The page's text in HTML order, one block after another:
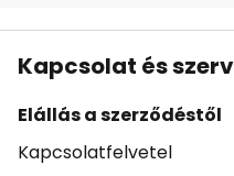
Kapcsolat és
Elállás a szerződéstől
Kapcsolatfelvetel